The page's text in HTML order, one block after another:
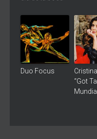
Duo Focus
“Got